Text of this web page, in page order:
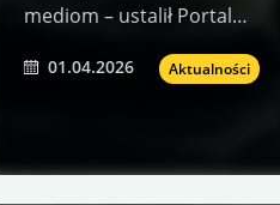
mediom – ustalił Portal…
01.04.2026 Aktualności